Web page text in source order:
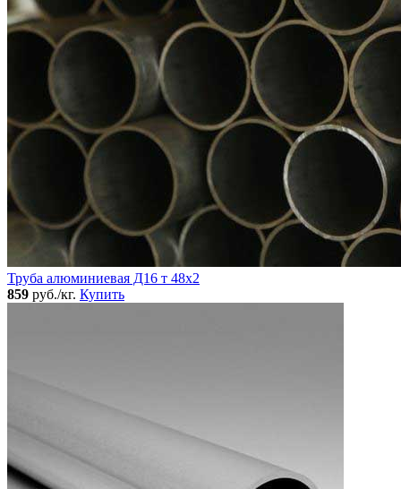
Труба алюминиевая Д16 т 48х2
859 руб./кг. Купить